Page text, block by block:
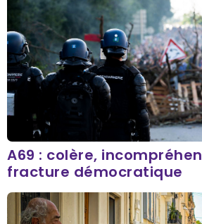
A69 : colère,
fracture démocratique